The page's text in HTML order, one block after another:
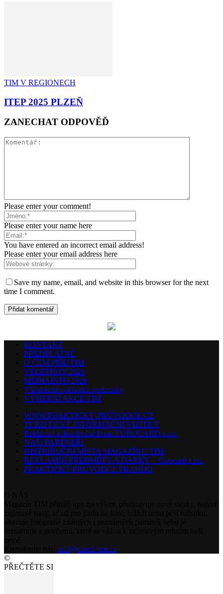
TIM V REGIONECH
ITEP 2025 PLZEŇ
ZANECHAT ODPOVĚĎ
Please enter your comment!
Please enter your name here
You have entered an incorrect email address!
Please enter your email address here
Save my name, email, and website in this browser for the next
time I comment.
KONTAKT
PŘEDPLATNÉ
O ČEM PÍŠE TIM
VELETRHY 2026
MEDIAINFO 2026
Všeobecné obchodní podmínky
VÝHERNÍ AKCE TIM
WWW.PRAKTICKÝ-PRŮVODCE.CZ
TURISTICKÉ INFORMAČNÍ VIZITKY
Reklamní a distribuční firma EUROCARD s.r.o.
NAŠI PARTNEŘI
DISTRIBUČNÍ MÍSTA MAGAZÍNU TIM
REKLAMNÍ PŘEDMĚTY A DÁRKY – Eurocard s.r.o.
PRAKTICKÝ PRŮVODCE PRAHOU
info@czech-tim.cz
©
PŘEČTĚTE SI